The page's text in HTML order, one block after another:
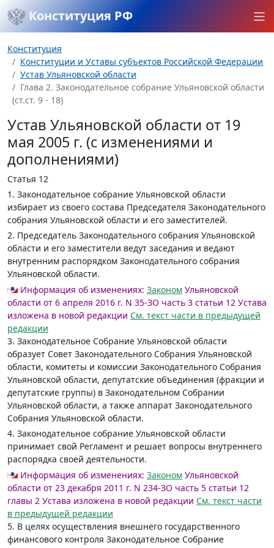
Конституция РФ
Конституция
Конституции и Уставы субъектов Российской Федерации
Устав Ульяновской области
Глава 2. Законодательное собрание Ульяновской области
(ст.ст. 9 - 18)
Устав Ульяновской области от 19
мая 2005 г. (с изменениями и
дополнениями)
Статья 12
1. Законодательное собрание Ульяновской области
избирает из своего состава Председателя Законодательного
собрания Ульяновской области и его заместителей.
2. Председатель Законодательного собрания Ульяновской
области и его заместители ведут заседания и ведают
внутренним распорядком Законодательного собрания
Ульяновской области.
Информация об изменениях: Законом Ульяновской
области от 6 апреля 2016 г. N 35-ЗО часть 3 статьи 12 Устава
изложена в новой редакции См. текст части в предыдущей
редакции
3. Законодательное Собрание Ульяновской области
образует Совет Законодательного Собрания Ульяновской
области, комитеты и комиссии Законодательного Собрания
Ульяновской области, депутатские объединения (фракции и
депутатские группы) в Законодательном Собрании
Ульяновской области, а также аппарат Законодательного
Собрания Ульяновской области.
4. Законодательное собрание Ульяновской области
принимает свой Регламент и решает вопросы внутреннего
распорядка своей деятельности.
Информация об изменениях: Законом Ульяновской
области от 23 декабря 2011 г. N 234-ЗО часть 5 статьи 12
главы 2 Устава изложена в новой редакции См. текст части
в предыдущей редакции
5. В целях осуществления внешнего государственного
финансового контроля Законодательное Собрание